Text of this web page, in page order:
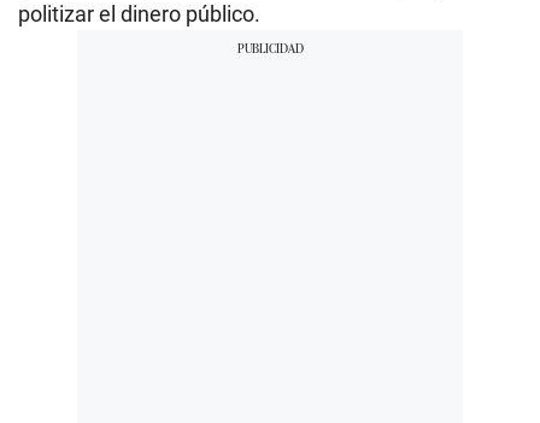
politizar el dinero público.